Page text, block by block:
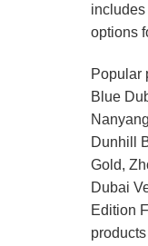
options
Popular
Blue
Dunhill
Gold,
Dubai
Edition